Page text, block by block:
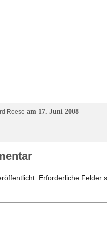
Roese am 17. Juni 2008
Erforderliche Felder